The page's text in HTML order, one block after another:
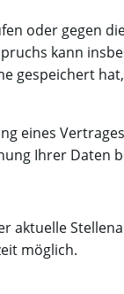
oder gegen
kann
gespeichert
eines
Ihrer Daten
aktuelle
möglich.